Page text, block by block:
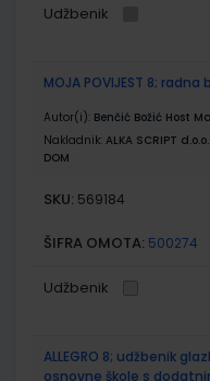
Udžbenik
MOJA POVIJEST 8; radna
Autor(i): Benčić Božić Host
Nakladnik: ALKA SCRIPT d.o.o.
DOM
SKU: 569184
ŠIFRA OMOTA: 500274
Udžbenik
ALLEGRO 8; udžbenik
osnovne škole s